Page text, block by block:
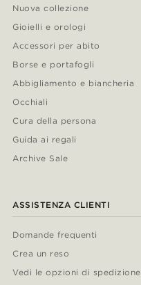
Nuova collezione
Gioielli e orologi
Accessori per abito
Borse e portafogli
Abbigliamento e biancheria
Occhiali
Cura della persona
Guida ai regali
Archive Sale
ASSISTENZA CLIENTI
Domande frequenti
Crea un reso
Vedi le opzioni di spedizione